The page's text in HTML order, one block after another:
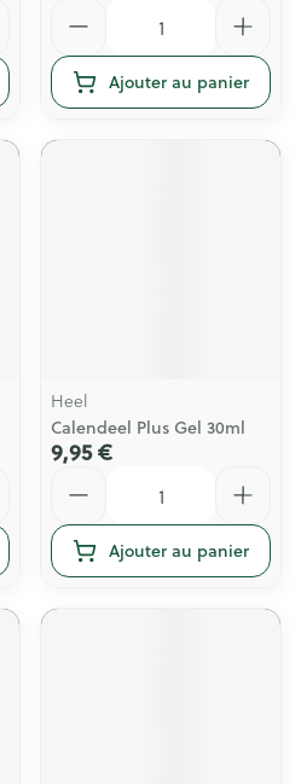
Ajouter au panier
Heel
Calendeel Plus Gel 30ml
9,95 €
Ajouter au panier